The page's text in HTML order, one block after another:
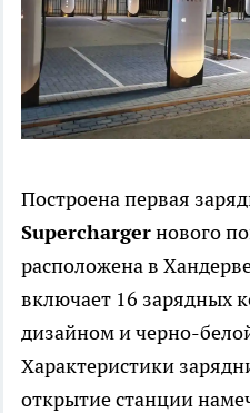
Построена первая
Superchargerнового
расположена в
включает 16 зарядных
дизайном и черно-
Характеристики
открытие станции